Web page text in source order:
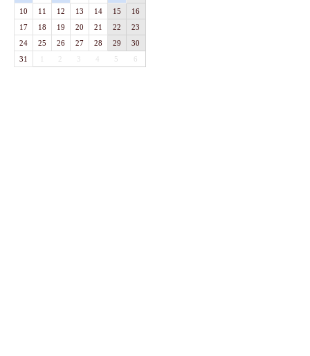
10
11 12 13 14 15
16
17
18 19 20 21 22
23
24
25 26 27 28 29
30
31
1 3 4 5 6